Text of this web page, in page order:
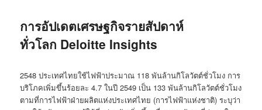
การอัปเดตเศรษฐกิจรายสัปดาห์
ทั่วโลก Deloitte Insights
2548 ประเทศไทยใช้ไฟฟ้าประมาณ 118 พันล้านกิโลวัตต์ชั่วโมง การ
บริโภคเพิ่มขึ้นร้อยละ 4.7 ในปี 2549 เป็น 133 พันล้านกิโลวัตต์ชั่วโมง
ตามที่การไฟฟ้าฝ่ายผลิตแห่งประเทศไทย (การไฟฟ้าแห่งชาติ) ระบุว่า